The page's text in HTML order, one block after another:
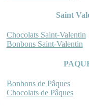
Saint
Chocolats Saint-Valentin
Bonbons Saint-Valentin
Bonbons de Pâques
Chocolats de Pâques